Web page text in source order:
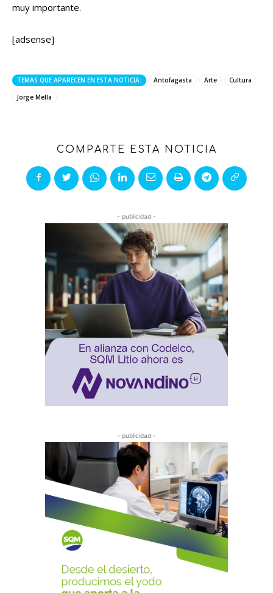
muy importante.
[adsense]
TEMAS QUE APARECEN EN ESTA NOTICIA: Antofagasta Arte
Cultura
Jorge Mella
COMPARTE ESTA NOTICIA
- publicidad -
- publicidad -